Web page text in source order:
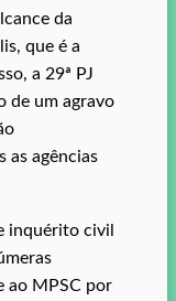
da
que é a
a 29ª PJ
de um agravo
as agências
inquérito civil
ao MPSC por